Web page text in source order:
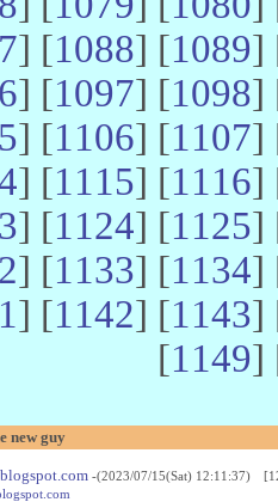
] [1088] [1089]
] [1097] [1098]
] [1106] [1107]
] [1115] [1116]
] [1124] [1125]
] [1133] [1134]
] [1142] [1143]
[1149]
new guy
-(2023/07/15(Sat) 12:11:37)